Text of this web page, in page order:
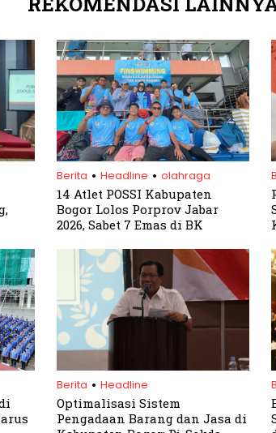
Berita . Headline . olahraga
14 Atlet POSSI Kabupaten
Bogor Lolos Porprov Jabar
2026, Sabet 7 Emas di BK
Berita . Headline
Optimalisasi Sistem
Pengadaan Barang dan Jasa di